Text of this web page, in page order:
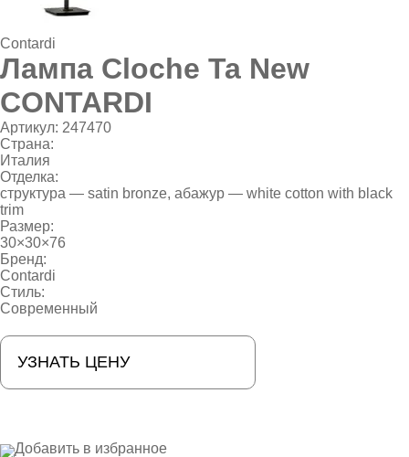
Contardi
Лампа Cloche Ta New
CONTARDI
Артикул: 247470
Страна:
Италия
Отделка:
структура — satin bronze, абажур — white cotton with black
trim
Размер:
30×30×76
Бренд:
Contardi
Стиль:
Современный
УЗНАТЬ ЦЕНУ
Добавить в избранное